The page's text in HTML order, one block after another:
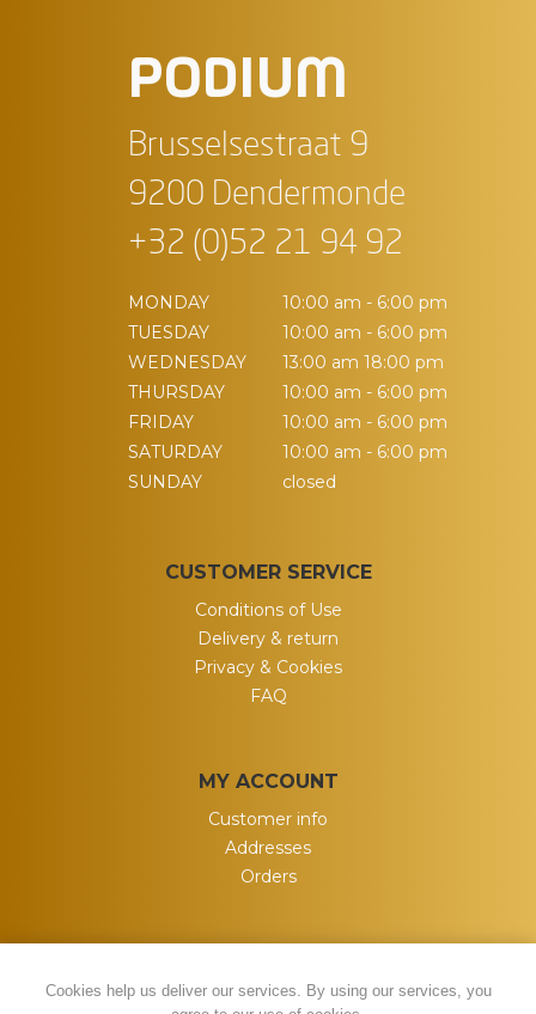
PODIUM
Brusselsestraat 9
9200 Dendermonde
+32 (0)52 21 94 92
MONDAY
10:00 am - 6:00 pm
TUESDAY
10:00 am - 6:00 pm
WEDNESDAY
13:00 am 18:00 pm
THURSDAY
10:00 am - 6:00 pm
FRIDAY
10:00 am - 6:00 pm
SATURDAY
10:00 am - 6:00 pm
SUNDAY
closed
CUSTOMER SERVICE
Conditions of Use
Delivery & return
Privacy & Cookies
FAQ
MY ACCOUNT
Customer info
Addresses
Orders
Cookies help us deliver our services. By using our services, you